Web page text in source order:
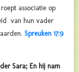
associatie op
van hun vader
Spreuken 17:9
Sara; En hij nam